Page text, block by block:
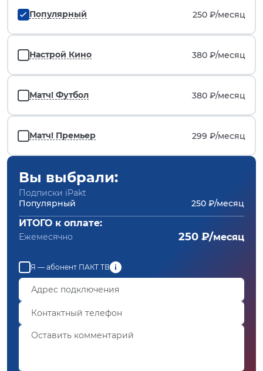
Популярный 250 ₽/месяц
Настрой Кино 380 ₽/месяц
Матч! Футбол 380 ₽/месяц
Матч! Премьер 299 ₽/месяц
Вы выбрали:
Подписки iPakt
Популярный
250 ₽/месяц
ИТОГО к оплате:
Ежемесячно 250 ₽/месяц
Я — абонент ПАКТ ТВ